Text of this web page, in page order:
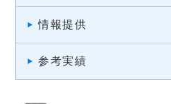
情報提供
参考実績